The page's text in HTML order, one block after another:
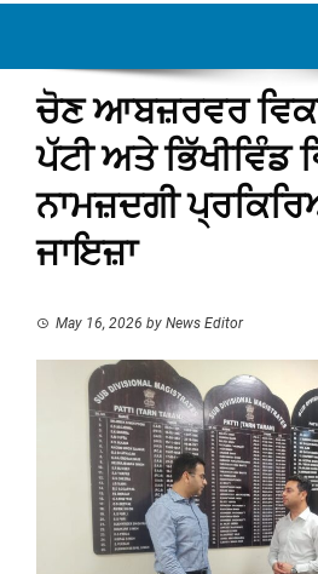
ਚੋਣ ਆਬਜ਼ਰਵਰ
ਪੱਟੀ ਅਤੇ ਭਿੱਖੀਵਿੰਡ
ਨਾਮਜ਼ਦਗੀ
ਜਾਇਜ਼ਾ
May 16, 2026 by News Editor